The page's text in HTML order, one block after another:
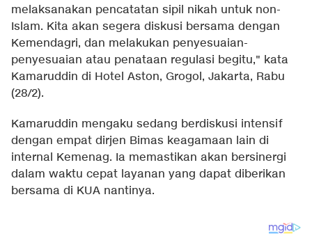
melaksanakan pencatatan sipil nikah untuk non-
Islam. Kita akan segera diskusi bersama dengan
Kemendagri, dan melakukan penyesuaian-
penyesuaian atau penataan regulasi begitu," kata
Kamaruddin di Hotel Aston, Grogol, Jakarta, Rabu
(28/2).
Kamaruddin mengaku sedang berdiskusi intensif
dengan empat dirjen Bimas keagamaan lain di
internal Kemenag. Ia memastikan akan bersinergi
dalam waktu cepat layanan yang dapat diberikan
bersama di KUA nantinya.